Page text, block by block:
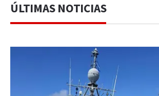
ÚLTIMAS NOTICIAS